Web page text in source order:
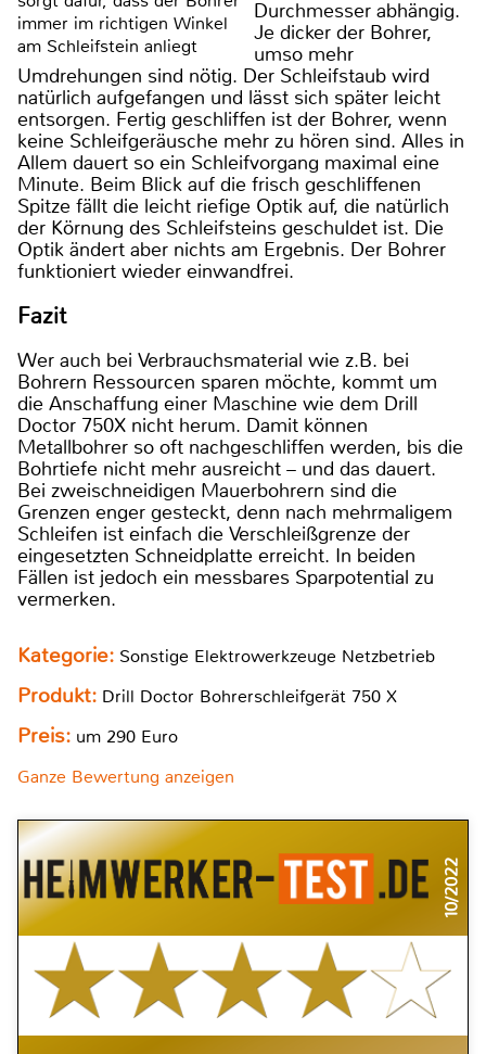
immer im richtigen Winkel
am Schleifstein anliegt
Durchmesser abhängig.
Je dicker der Bohrer,
umso mehr
Umdrehungen sind nötig. Der Schleifstaub wird
natürlich aufgefangen und lässt sich später leicht
entsorgen. Fertig geschliffen ist der Bohrer, wenn
keine Schleifgeräusche mehr zu hören sind. Alles in
Allem dauert so ein Schleifvorgang maximal eine
Minute. Beim Blick auf die frisch geschliffenen
Spitze fällt die leicht riefige Optik auf, die natürlich
der Körnung des Schleifsteins geschuldet ist. Die
Optik ändert aber nichts am Ergebnis. Der Bohrer
funktioniert wieder einwandfrei.
Fazit
Wer auch bei Verbrauchsmaterial wie z.B. bei
Bohrern Ressourcen sparen möchte, kommt um
die Anschaffung einer Maschine wie dem Drill
Doctor 750X nicht herum. Damit können
Metallbohrer so oft nachgeschliffen werden, bis die
Bohrtiefe nicht mehr ausreicht – und das dauert.
Bei zweischneidigen Mauerbohrern sind die
Grenzen enger gesteckt, denn nach mehrmaligem
Schleifen ist einfach die Verschleißgrenze der
eingesetzten Schneidplatte erreicht. In beiden
Fällen ist jedoch ein messbares Sparpotential zu
vermerken.
Kategorie: Sonstige Elektrowerkzeuge Netzbetrieb
Produkt: Drill Doctor Bohrerschleifgerät 750 X
Preis: um 290 Euro
Ganze Bewertung anzeigen
10/2022